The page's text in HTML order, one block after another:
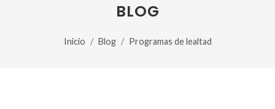
BLOG
Inicio Blog Programas de lealtad